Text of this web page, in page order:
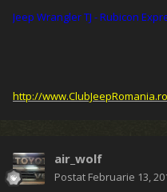
Jeep Wrangler TJ - Rubicon
http://www.ClubJeepRomania.ro
air_wolf
Postat Februarie 13,